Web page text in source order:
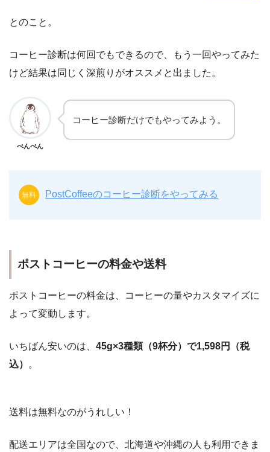
とのこと。
コーヒー診断は何回でもできるので、もう一回やってみた
けど結果は同じく深煎りがオススメと出ました。
ぺんぺん
コーヒー診断だけでもやってみよう。
無料 PostCoffeeのコーヒー診断をやってみる
ポストコーヒーの料金や送料
ポストコーヒーの料金は、コーヒーの量やカスタマイズに
よって変動します。
いちばん安いのは、 45g×3種類（9杯分）で1,598円（税
込）
。
送料は無料なのがうれしい！
配送エリアは全国なので、北海道や沖縄の人も利用できま